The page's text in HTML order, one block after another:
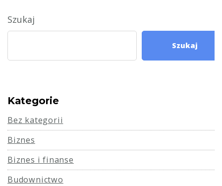
Szukaj
Szukaj
Kategorie
Bez kategorii
Biznes
Biznes i finanse
Budownictwo